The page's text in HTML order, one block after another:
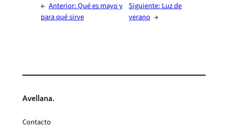
← Anterior:Qué es mayo y
para qué sirve
Siguiente:Luz de
verano →
Avellana.
Contacto